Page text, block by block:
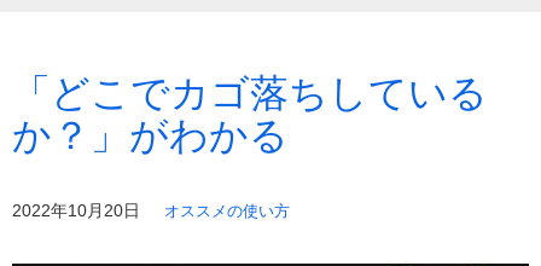
「どこでカゴ落ちしている
か？」がわかる
2022年10月20日 オススメの使い方